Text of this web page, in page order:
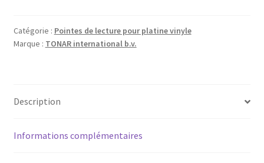
A1
-
lecture
33S
Catégorie : Pointes de lecture pour platine vinyle
Marque : TONAR international b.v.
Description
Informations complémentaires